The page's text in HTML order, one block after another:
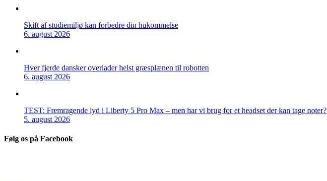
Skift af studiemiljø kan forbedre din hukommelse
6. august 2026
Hver fjerde dansker overlader helst græsplænen til robotten
6. august 2026
TEST: Fremragende lyd i Liberty 5 Pro Max – men har vi brug for et headset der kan tage noter?
5. august 2026
Følg os på Facebook